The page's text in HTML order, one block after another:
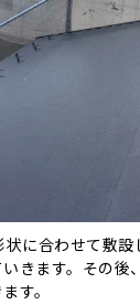
に合わせて敷設
きます。その後
す。